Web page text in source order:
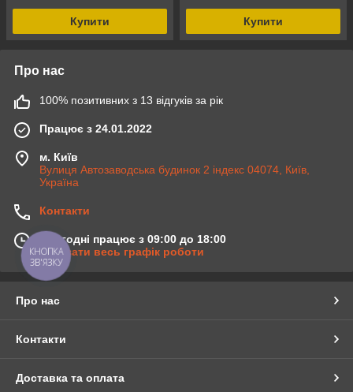
Купити Купити
Про нас
100% позитивних з 13 відгуків за рік
Працює з 24.01.2022
м. Київ
Вулиця Автозаводська будинок 2 індекс 04074, Київ,
Україна
Контакти
Сьогодні працює з 09:00 до 18:00
Показати весь графік роботи
Про нас
Контакти
Доставка та оплата
КНОПКА
ЗВ'ЯЗКУ